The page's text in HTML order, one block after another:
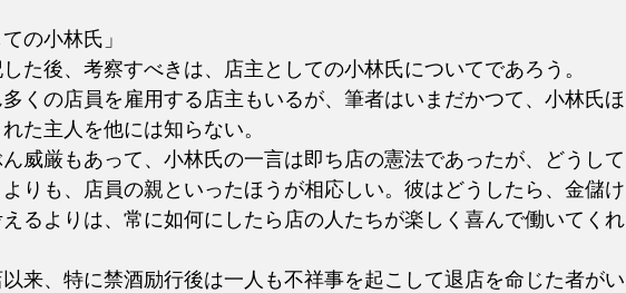
の小林氏」
た後、考察すべきは、店主としての小林氏についてであろう。
くの店員を雇用する店主もいるが、筆者はいまだかつて、小林氏ほ
た主人を他には知らない。
威厳もあって、小林氏の一言は即ち店の憲法であったが、どうして
りも、店員の親といったほうが相応しい。彼はどうしたら、金儲け
るよりは、常に如何にしたら店の人たちが楽しく喜んで働いてくれ
来、特に禁酒励行後は一人も不祥事を起こして退店を命じた者がい